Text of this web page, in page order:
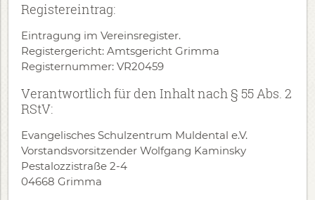
Registereintrag:
Eintragung im Vereinsregister.
Registergericht: Amtsgericht Grimma
Registernummer: VR20459
Verantwortlich für den Inhalt nach § 55 Abs. 2
RStV:
Evangelisches Schulzentrum Muldental e.V.
Vorstandsvorsitzender Wolfgang Kaminsky
Pestalozzistraße 2-4
04668 Grimma